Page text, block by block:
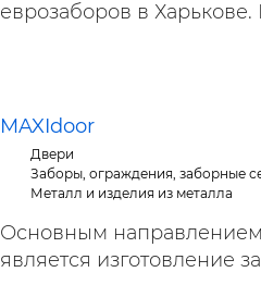
еврозаборов в
MAXIdoor
Двери
Заборы, ограждения, заборные
Металл и изделия из металла
Основным
является изготовление